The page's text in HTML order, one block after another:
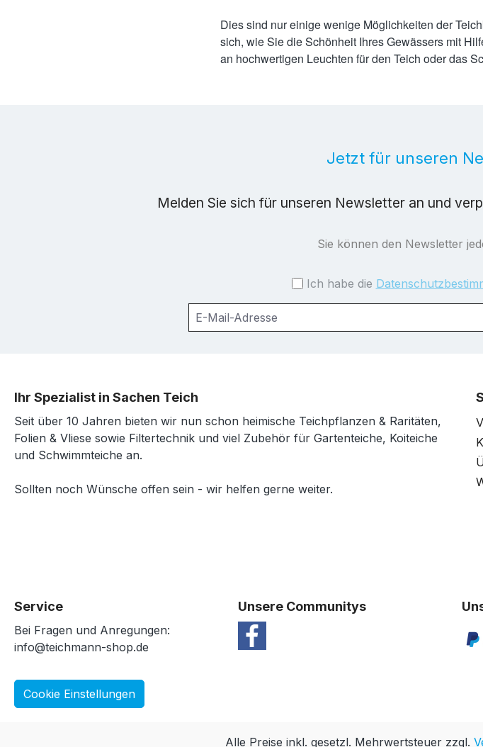
Dies sind nur einige wenige Möglichkeiten der
sich, wie Sie die Schönheit Ihres Gewässers mit
an hochwertigen Leuchten für den Teich oder das
Jetzt für unseren
Melden Sie sich für unseren Newsletter an und
Sie können den Newsletter
Ich habe die
Ihr Spezialist in Sachen Teich
Seit über 10 Jahren bieten wir nun schon heimische Teichpflanzen & Raritäten,
Folien & Vliese sowie Filtertechnik und viel Zubehör für Gartenteiche, Koiteiche
und Schwimmteiche an.
Sollten noch Wünsche offen sein - wir helfen gerne weiter.
Service
Bei Fragen und Anregungen:
info@teichmann-shop.de
Unsere Communitys
Cookie Einstellungen
Alle Preise inkl. gesetzl. Mehrwertsteuer zzgl.